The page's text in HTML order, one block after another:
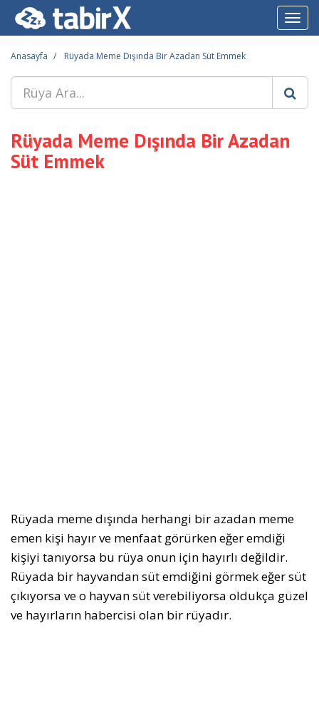
Anasayfa Rüyada Meme Dışında Bir Azadan Süt Emmek
Rüyada Meme Dışında Bir Azadan
Süt Emmek
Rüyada meme dışında herhangi bir azadan meme
emen kişi hayır ve menfaat görürken eğer emdiği
kişiyi tanıyorsa bu rüya onun için hayırlı değildir.
Rüyada bir hayvandan süt emdiğini görmek eğer süt
çıkıyorsa ve o hayvan süt verebiliyorsa oldukça güzel
ve hayırların habercisi olan bir rüyadır.